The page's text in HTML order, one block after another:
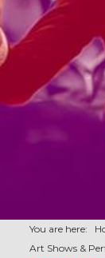
You are here:
Art Shows &